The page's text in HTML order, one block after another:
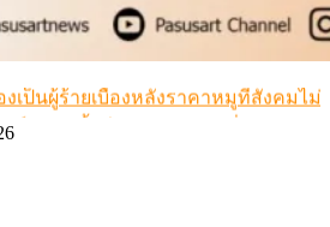
อ็นโคแช่แข็งกว่า 12.6 ตัน สมุทรสาคร
งเป็นผู้ร้ายเบื้องหลังราคาหมูที่สังคมไม่
ร์มปรับขึ้นอีก 6 บาท/แผง เริ่ม 7 ส.ค.69